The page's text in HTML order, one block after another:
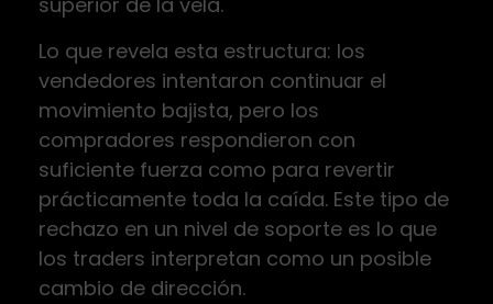
Lo que revela esta estructura: los
vendedores intentaron continuar el
movimiento bajista, pero los
compradores respondieron con
suficiente fuerza como para revertir
prácticamente toda la caída. Este tipo de
rechazo en un nivel de soporte es lo que
los traders interpretan como un posible
cambio de dirección.